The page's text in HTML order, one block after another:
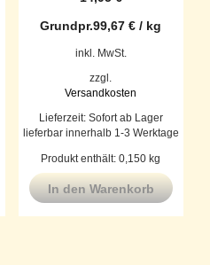
Grundpr.99,67€ / kg
inkl. MwSt.
zzgl.
Versandkosten
Lieferzeit: Sofort ab Lager
lieferbar innerhalb 1-3 Werktage
Produkt enthält: 0,150kg
In den Warenkorb